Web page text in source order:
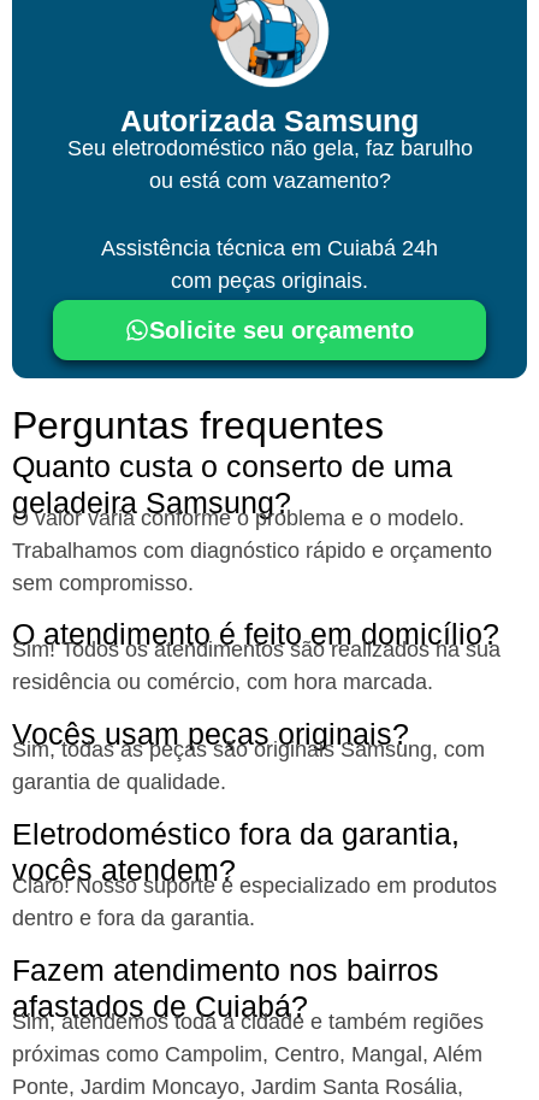
Autorizada Samsung
Seu eletrodoméstico não gela, faz barulho
ou está com vazamento?
Assistência técnica em Cuiabá 24h
com peças originais.
Solicite seu orçamento
Perguntas frequentes
Quanto custa o conserto de uma
geladeira Samsung?​
O valor varia conforme o problema e o modelo.
Trabalhamos com diagnóstico rápido e orçamento
sem compromisso.
O atendimento é feito em domicílio?​
Sim! Todos os atendimentos são realizados na sua
residência ou comércio, com hora marcada.
Vocês usam peças originais?​
Sim, todas as peças são originais Samsung, com
garantia de qualidade.
Eletrodoméstico fora da garantia,
vocês atendem?
Claro! Nosso suporte é especializado em produtos
dentro e fora da garantia.
Fazem atendimento nos bairros
afastados de Cuiabá?
Sim, atendemos toda a cidade e também regiões
próximas como Campolim, Centro, Mangal, Além
Ponte, Jardim Moncayo, Jardim Santa Rosália,